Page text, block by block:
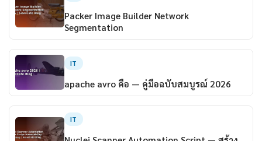
Packer Image Builder Network
Segmentation
IT
apache avro คือ — คู่มือฉบับสมบูรณ์ 2026
IT